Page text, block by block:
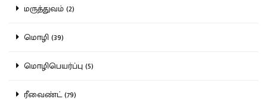
மருத்துவம் (2)
மொழி (39)
மொழிபெயர்ப்பு (5)
ரீவைண்ட் (79)